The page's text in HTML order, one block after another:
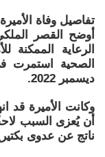
تفاصيل وفاة الأميرة
أوضح القصر
الرعاية الممكنة
الصحية استمرت
ديسمبر 2022.
وكانت الأميرة قد
أن يُعزى السبب
ناتج عن عدوى